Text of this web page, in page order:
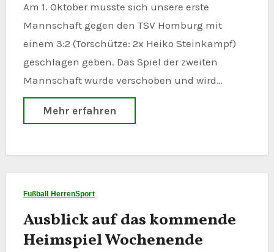
Am 1. Oktober musste sich unsere erste
Mannschaft gegen den TSV Homburg mit
einem 3:2 (Torschütze: 2x Heiko Steinkampf)
geschlagen geben. Das Spiel der zweiten
Mannschaft wurde verschoben und wird…
Mehr erfahren
Fußball HerrenSport
Ausblick auf das kommende
Heimspiel Wochenende